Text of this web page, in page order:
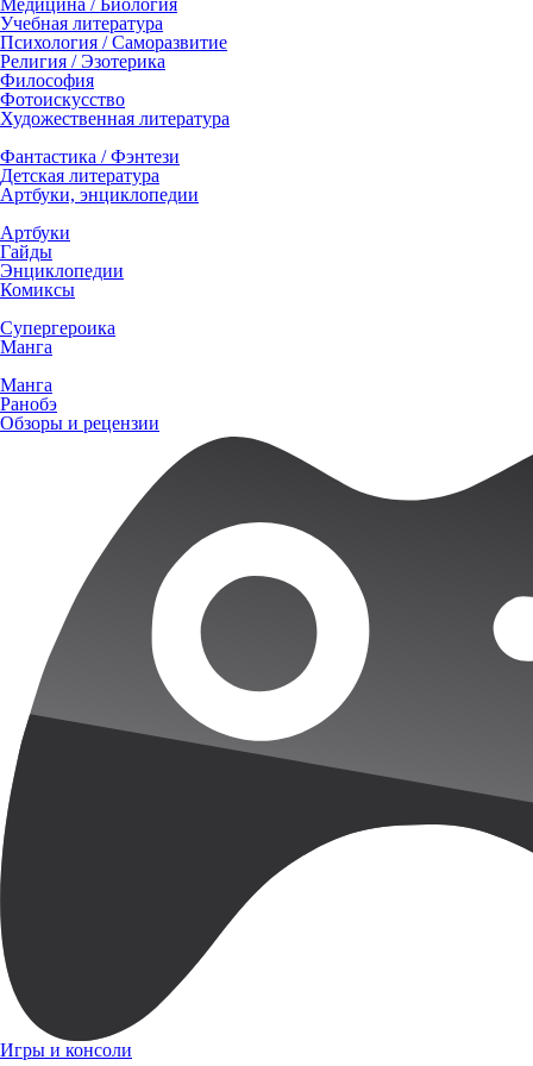
Медицина / Биология
Учебная литература
Психология / Саморазвитие
Религия / Эзотерика
Философия
Фотоискусство
Художественная литература
Фантастика / Фэнтези
Детская литература
Артбуки, энциклопедии
Артбуки
Гайды
Энциклопедии
Комиксы
Супергероика
Манга
Манга
Ранобэ
Обзоры и рецензии
Игры и консоли